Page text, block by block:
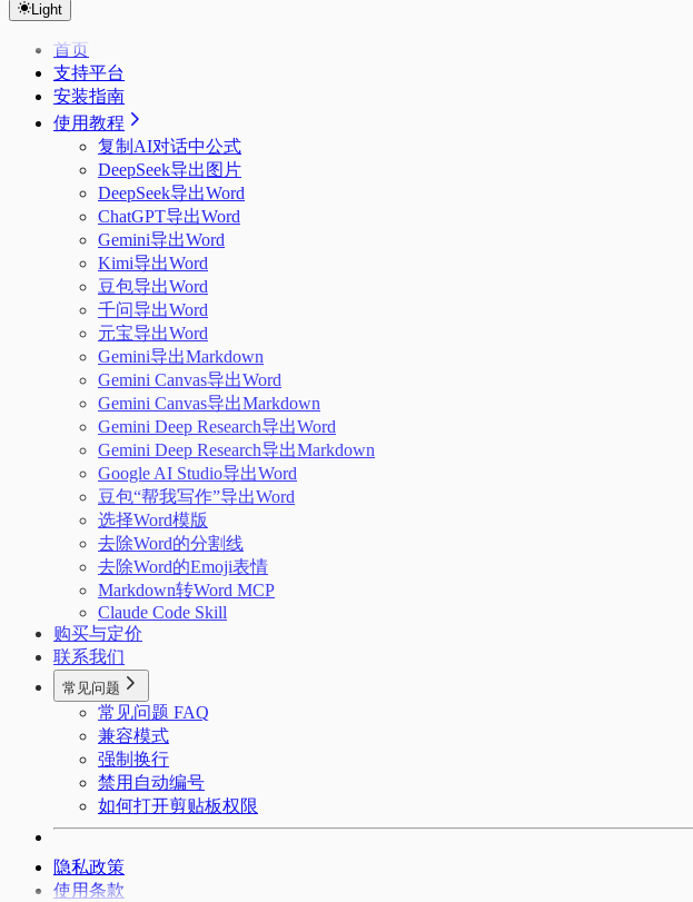
Light
首页
支持平台
安装指南
使用教程
复制AI对话中公式
DeepSeek导出图片
DeepSeek导出Word
ChatGPT导出Word
Gemini导出Word
Kimi导出Word
豆包导出Word
千问导出Word
元宝导出Word
Gemini导出Markdown
Gemini Canvas导出Word
Gemini Canvas导出Markdown
Gemini Deep Research导出Word
Gemini Deep Research导出Markdown
Google AI Studio导出Word
豆包“帮我写作”导出Word
选择Word模版
去除Word的分割线
去除Word的Emoji表情
Markdown转Word MCP
Claude Code Skill
购买与定价
联系我们
常见问题
常见问题 FAQ
兼容模式
强制换行
禁用自动编号
如何打开剪贴板权限
隐私政策
使用条款